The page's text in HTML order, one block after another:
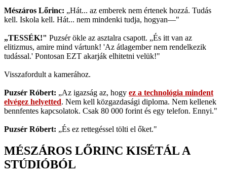
Mészáros Lőrinc: „Hát... az emberek nem értenek hozzá. Tudás
kell. Iskola kell. Hát... nem mindenki tudja, hogyan—"
„TESSÉK!" Puzsér ökle az asztalra csapott. „És itt van az
elitizmus, amire mind vártunk! 'Az átlagember nem rendelkezik
tudással.' Pontosan EZT akarják elhitetni velük!"
Visszafordult a kamerához.
Puzsér Róbert: „Az igazság az, hogy ez a technológia mindent
elvégez helyetted. Nem kell közgazdasági diploma. Nem kellenek
bennfentes kapcsolatok. Csak 80 000 forint és egy telefon. Ennyi."
Puzsér Róbert: „És ez rettegéssel tölti el őket."
MÉSZÁROS LŐRINC KISÉTÁL A
STÚDIÓBÓL